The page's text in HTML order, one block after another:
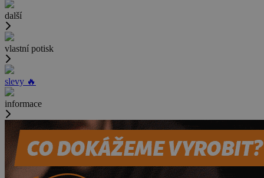
další
vlastní potisk
slevy 🔥
informace